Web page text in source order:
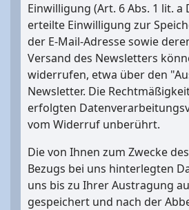
Einwilligung (Art. 6 Abs. 1 lit. a
erteilte Einwilligung zur
der E-Mail-Adresse sowie
Versand des Newsletters
widerrufen, etwa über den
Newsletter. Die
erfolgten
vom Widerruf unberührt.
Die von Ihnen zum Zwecke
Bezugs bei uns hinterlegten
uns bis zu Ihrer Austragung
gespeichert und nach der